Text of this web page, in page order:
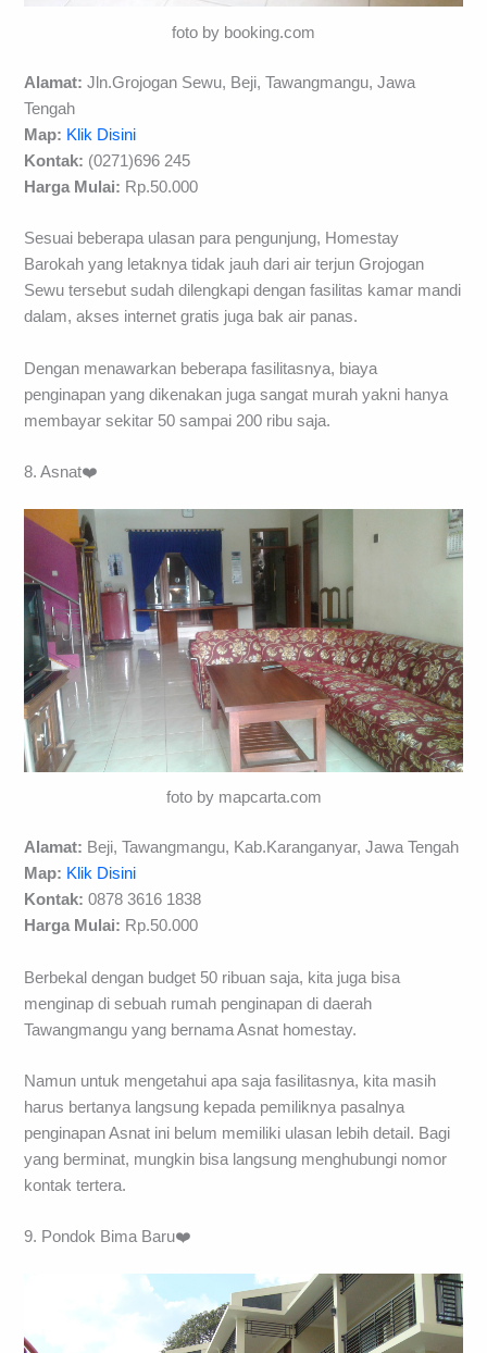
foto by booking.com
Alamat: Jln.Grojogan Sewu, Beji, Tawangmangu, Jawa
Tengah
Map: Klik Disini
Kontak: (0271)696 245
Harga Mulai: Rp.50.000
Sesuai beberapa ulasan para pengunjung, Homestay
Barokah yang letaknya tidak jauh dari air terjun Grojogan
Sewu tersebut sudah dilengkapi dengan fasilitas kamar mandi
dalam, akses internet gratis juga bak air panas.
Dengan menawarkan beberapa fasilitasnya, biaya
penginapan yang dikenakan juga sangat murah yakni hanya
membayar sekitar 50 sampai 200 ribu saja.
8. Asnat❤️
foto by mapcarta.com
Alamat: Beji, Tawangmangu, Kab.Karanganyar, Jawa Tengah
Map: Klik Disini
Kontak: 0878 3616 1838
Harga Mulai: Rp.50.000
Berbekal dengan budget 50 ribuan saja, kita juga bisa
menginap di sebuah rumah penginapan di daerah
Tawangmangu yang bernama Asnat homestay.
Namun untuk mengetahui apa saja fasilitasnya, kita masih
harus bertanya langsung kepada pemiliknya pasalnya
penginapan Asnat ini belum memiliki ulasan lebih detail. Bagi
yang berminat, mungkin bisa langsung menghubungi nomor
kontak tertera.
9. Pondok Bima Baru❤️